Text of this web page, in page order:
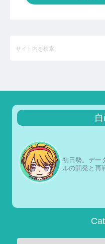
初日勢。デー
ルの開発と再